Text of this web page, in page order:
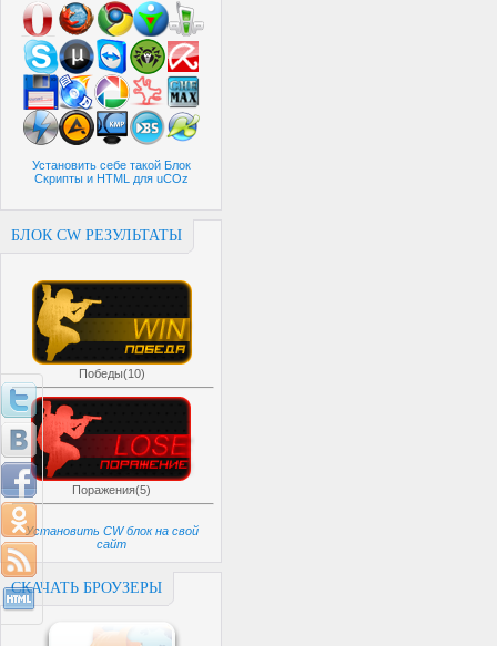
Установить себе такой Блок
Скрипты и HTML для uCOz
БЛОК CW РЕЗУЛЬТАТЫ
Победы(10)
Поражения(5)
Установить CW блок на свой
сайт
СКАЧАТЬ БРОУЗЕРЫ